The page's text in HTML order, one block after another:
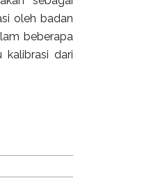
oleh badan
beberapa
kalibrasi dari